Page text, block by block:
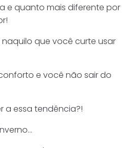
e quanto mais diferente por
naquilo que você curte usar
e você não sair do
a essa tendência?!